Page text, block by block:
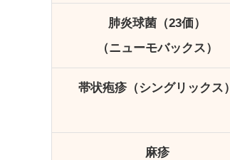
肺炎球菌（23価）
（ニューモバックス）
帯状疱疹（シングリックス）
麻疹